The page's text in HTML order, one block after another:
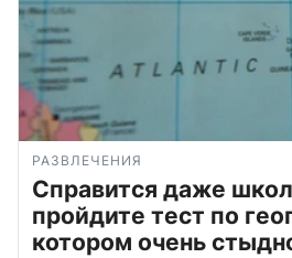
РАЗВЛЕЧЕНИЯ
Справится даже
пройдите тест по
котором очень